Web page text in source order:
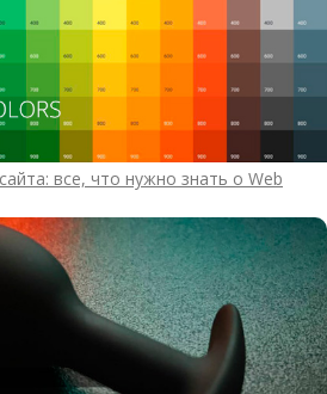
все, что нужно знать о Web